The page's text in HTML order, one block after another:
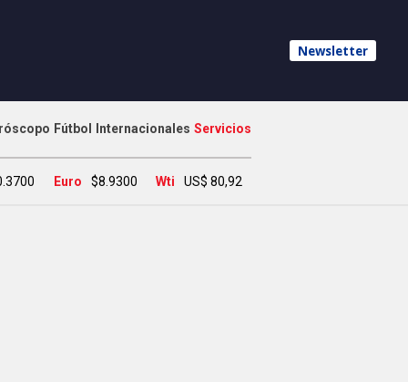
Newsletter
Fútbol Internacionales Servicios
Euro $8.9300 Wti US$ 80,92